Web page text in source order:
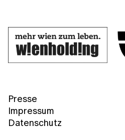
Presse
Impressum
Datenschutz